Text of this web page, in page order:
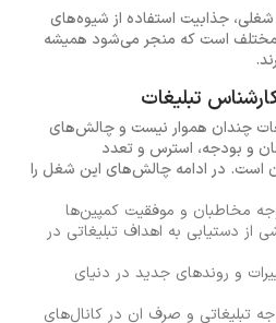
جذابیت استفاده از شیوه‌های
مختلف است که منجر می‌شود همیشه
چندان هموار نیست و چالش‌های
و بودجه، استرس و تعدد
است. در ادامه چالش‌های این شغل را
مخاطبان و موفقیت کمپین‌ها
از دستیابی به اهداف تبلیغاتی در
و روندهای جدید در دنیای
تبلیغاتی و صرف ان در کانال‌های